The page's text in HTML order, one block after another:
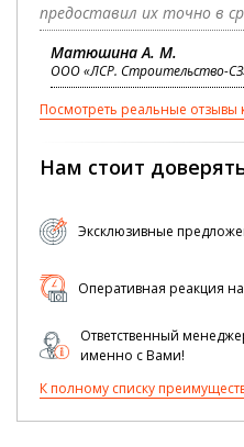
предоставил их точно в
Матюшина А. М.
ООО «ЛСР. Строительство-
Посмотреть реальные отзывы
Нам стоит
Эксклюзивные
Оперативная реакция
Ответственный
именно с Вами!
К полному списку